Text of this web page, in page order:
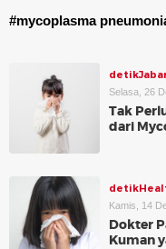
#mycoplasma
Selasa, 26
Tak
dari
Kamis, 14
Dokter
Kuman